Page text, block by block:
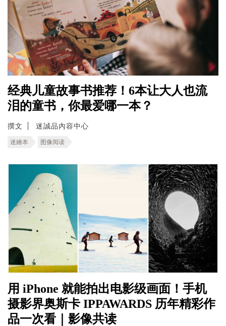
经典儿童故事书推荐！6本让大人也流
泪的童书，你最爱哪一本？
撰文 迷誠品內容中心
迷繪本 图像阅读
用 iPhone 就能拍出电影级画面！手机
摄影界奥斯卡 IPPAWARDS 历年精彩作
品一次看｜影像共读